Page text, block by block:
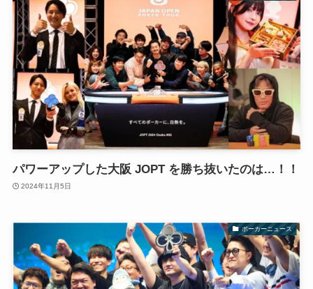
パワーアップした大阪 JOPT を勝ち抜いたのは…！！
2024年11月5日
ポーカーニュース